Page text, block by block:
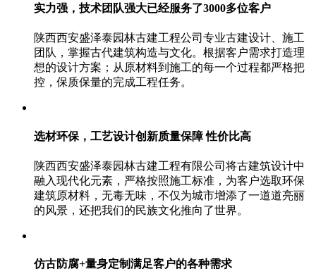
实力强，技术团队强大已经服务了3000多位客户
陕西西安盛泽泰园林古建工程公司专业古建设计、施工
团队，掌握古代建筑构造与文化。根据客户需求打造理
想的设计方案；从原材料到施工的每一个过程都严格把
控，保质保量的完成工程任务。
选材环保，工艺设计创新质量保障 性价比高
陕西西安盛泽泰园林古建工程有限公司将古建筑设计中
融入现代化元素，严格按照施工标准，为客户选取环保
建筑原材料，无毒无味，不仅为城市增添了一道道亮丽
的风景，还把我们的民族文化推向了世界。
仿古防腐+量身定制满足客户的各种需求